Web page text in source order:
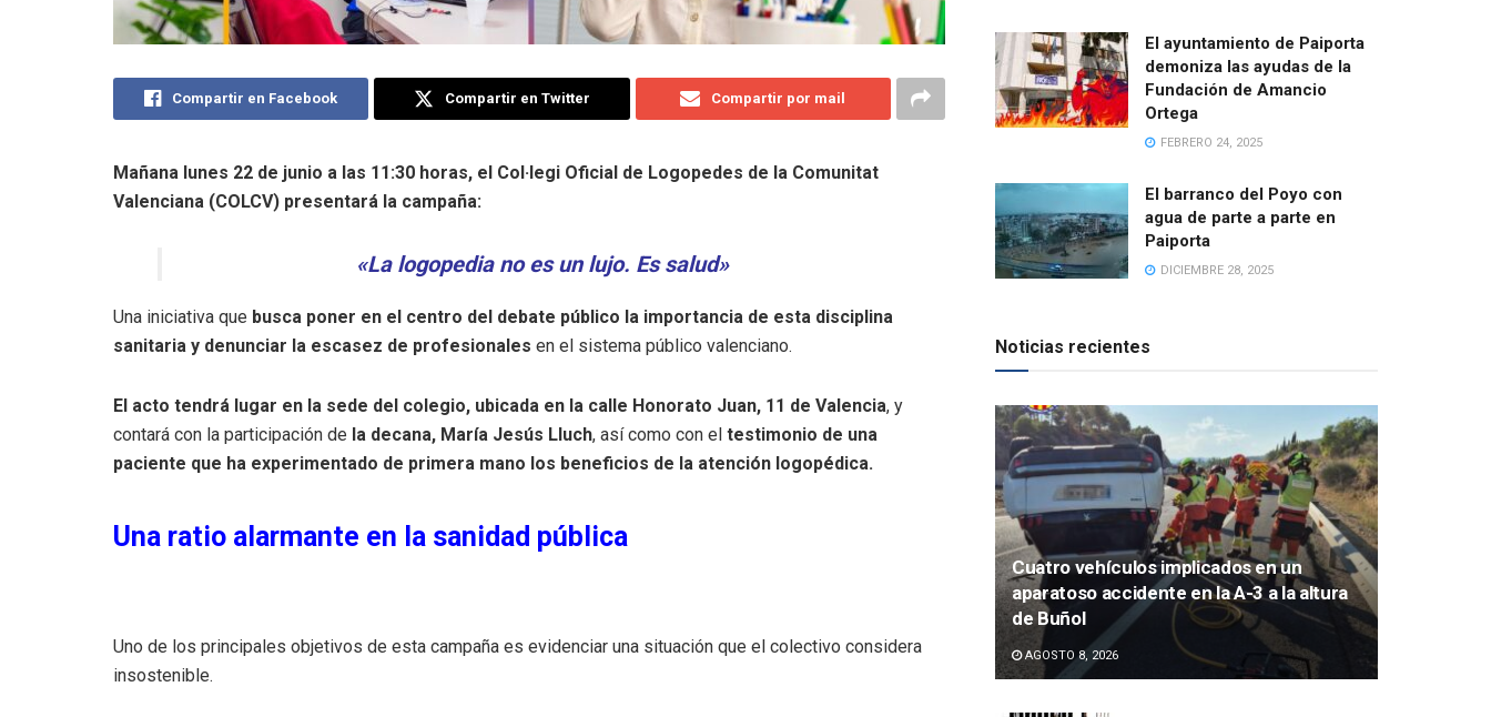
Compartir en Facebook Compartir en Twitter Compartir por mail
Mañana lunes 22 de junio a las 11:30 horas, el Col·legi Oficial de Logopedes de la Comunitat
Valenciana (COLCV) presentará la campaña:
«La logopedia no es un lujo. Es salud»
Una iniciativa que busca poner en el centro del debate público la importancia de esta disciplina
sanitaria y denunciar la escasez de profesionales en el sistema público valenciano.
El acto tendrá lugar en la sede del colegio, ubicada en la calle Honorato Juan, 11 de Valencia, y
contará con la participación de la decana, María Jesús Lluch, así como con el testimonio de una
paciente que ha experimentado de primera mano los beneficios de la atención logopédica.
Una ratio alarmante en la sanidad pública
Uno de los principales objetivos de esta campaña es evidenciar una situación que el colectivo considera
insostenible.
El ayuntamiento de Paiporta
demoniza las ayudas de la
Fundación de Amancio
Ortega
FEBRERO 24, 2025
El barranco del Poyo con
agua de parte a parte en
Paiporta
DICIEMBRE 28, 2025
Noticias recientes
Cuatro vehículos implicados en un
aparatoso accidente en la A-3 a la altura
de Buñol
AGOSTO 8, 2026